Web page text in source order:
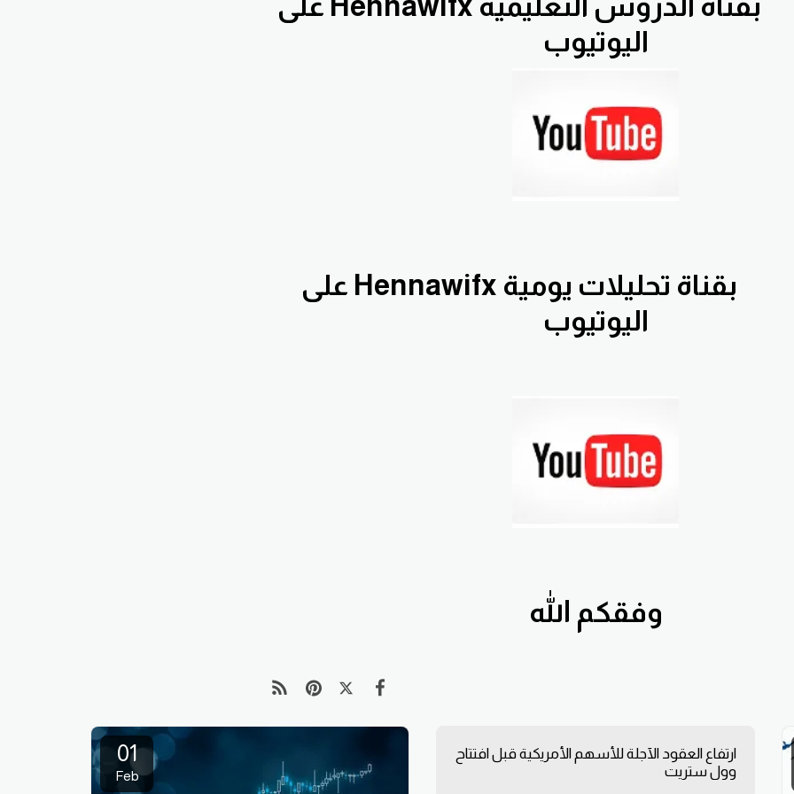
بقناة الدروس التعليمية Hennawifx على
اليوتيوب
بقناة تحليلات يومية Hennawifx على
اليوتيوب
وفقكم الله
ارتفاع العقود الآجلة للأسهم الأمريكية قبل افتتاح
وول ستريت
01
Feb